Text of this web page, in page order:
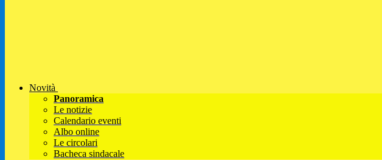
Novità
Panoramica
Le notizie
Calendario eventi
Albo online
Le circolari
Bacheca sindacale